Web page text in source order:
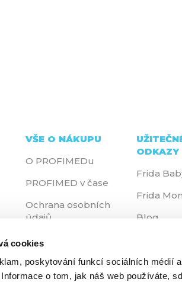
cookies
poskytování funkcí sociálních médií
o tom, jak náš web používáte,
VŠE O NÁKUPU
O PROFIMEDu
PROFIMED v čase
Ochrana osobních
údajů
ODKAZY
Frida
Frida
Blog